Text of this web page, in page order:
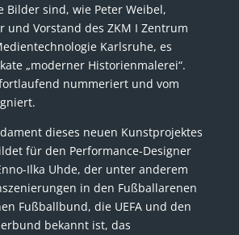
Bilder sind, wie Peter Weibel,
und Vorstand des ZKM I Zentrum
Karlsruhe, es
„moderner Historienmalerei“.
nummeriert und vom
dieses neuen Kunstprojektes
für den Performance-Designer
Ilka Uhde, der unter anderem
in den Fußballarenen
Fußballbund, die UEFA und den
bekannt ist, das